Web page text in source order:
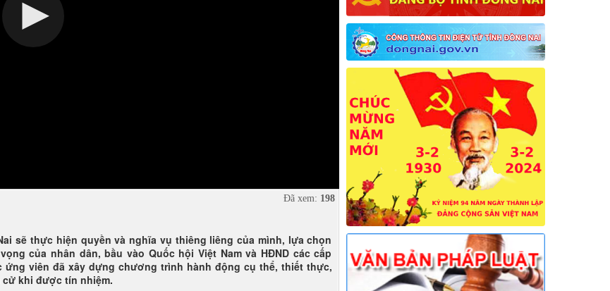
Đã xem: 198
sẽ thực hiện quyền và nghĩa vụ thiêng liêng của mình, lựa chọn
của nhân dân, bầu vào Quốc hội Việt Nam và HĐND các cấp
ứng viên đã xây dựng chương trình hành động cụ thể, thiết thực,
khi được tín nhiệm.